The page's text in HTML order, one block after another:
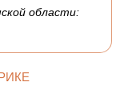
области: